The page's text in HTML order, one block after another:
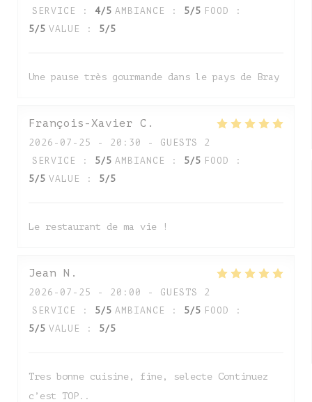
SERVICE
: 4/5 AMBIANCE : 5/5 FOOD
:
5/5 VALUE : 5/5
Une pause très gourmande dans le pays de Bray
François-Xavier C
2026-07-25
- 20:30 - GUESTS 2
SERVICE
: 5/5 AMBIANCE : 5/5 FOOD
:
5/5 VALUE : 5/5
Le restaurant de ma vie !
Jean N
2026-07-25
- 20:00 - GUESTS 2
SERVICE
: 5/5 AMBIANCE : 5/5 FOOD
:
5/5 VALUE : 5/5
Tres bonne cuisine, fine, selecte Continuez
c’est TOP..